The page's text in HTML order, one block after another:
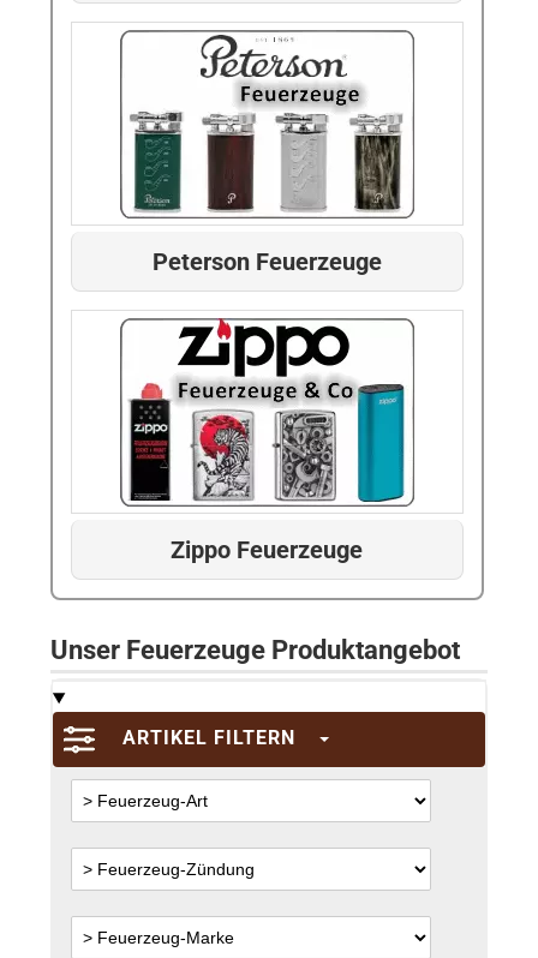
Peterson Feuerzeuge
Zippo Feuerzeuge
Unser Feuerzeuge Produktangebot
ARTIKEL FILTERN